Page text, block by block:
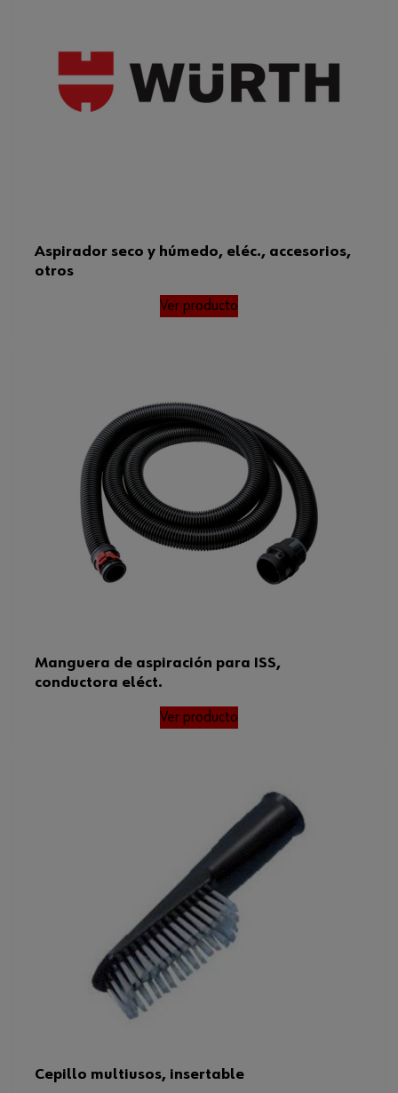
Aspirador seco y húmedo, eléc., accesorios,
otros
Ver producto
Manguera de aspiración para ISS,
conductora eléct.
Ver producto
Cepillo multiusos, insertable